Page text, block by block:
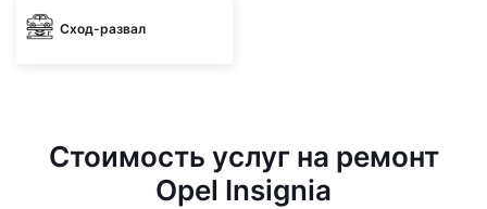
Сход-развал
Стоимость услуг на ремонт
Opel Insignia